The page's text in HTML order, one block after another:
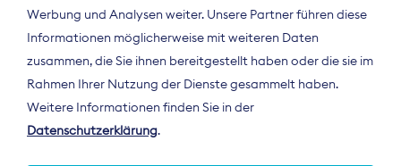
Der Bundesverband Digitalpublisher und
Zeitungsverleger (BDZV) vertritt als
Spitzenorganisation die Interessen der
Werbung und Analysen weiter. Unsere Partner führen diese
Informationen möglicherweise mit weiteren Daten
zusammen, die Sie ihnen bereitgestellt haben oder die sie im
Rahmen Ihrer Nutzung der Dienste gesammelt haben.
Weitere Informationen finden Sie in der
Datenschutzerklärung.